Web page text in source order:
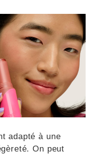
adapté à une
On peut